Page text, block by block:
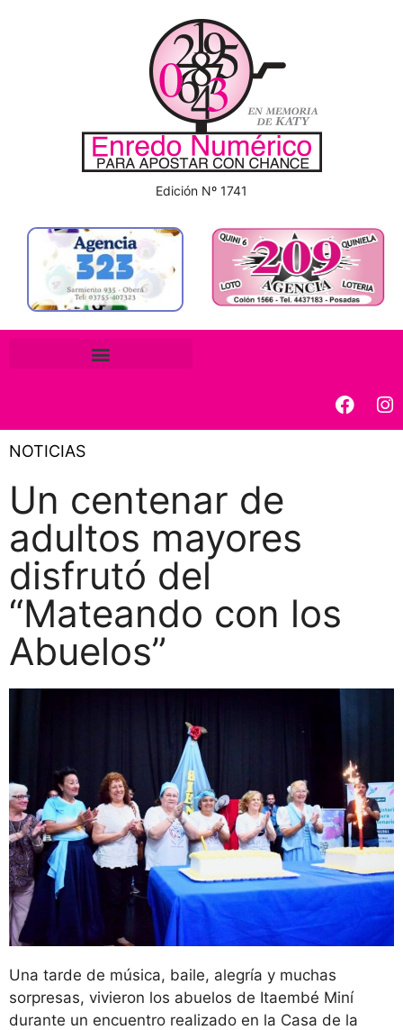
Edición Nº 1741
NOTICIAS
Un centenar de
adultos mayores
disfrutó del
“Mateando con los
Abuelos”
Una tarde de música, baile, alegría y muchas
sorpresas, vivieron los abuelos de Itaembé Miní
durante un encuentro realizado en la Casa de la